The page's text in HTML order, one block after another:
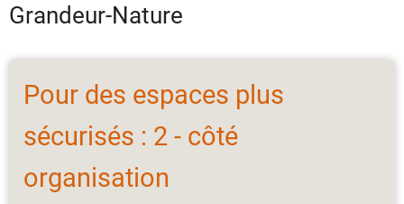
Grandeur-Nature
Pour des espaces plus
sécurisés : 2 - côté
organisation